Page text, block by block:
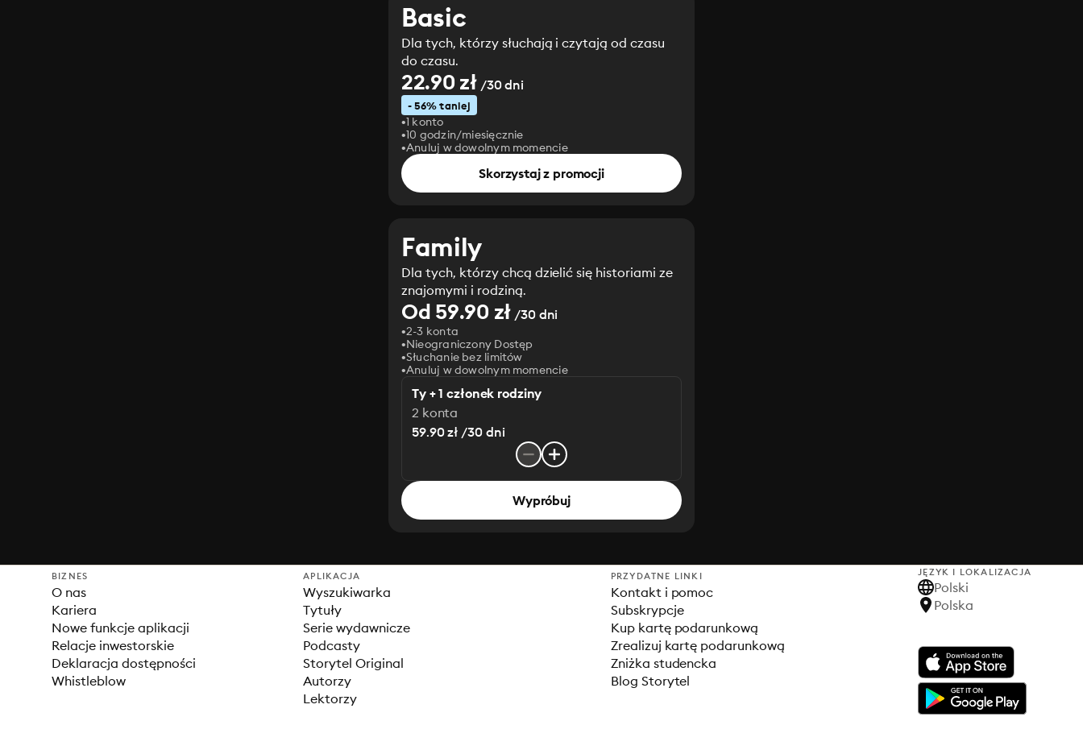
Basic
Dla tych, którzy słuchają i czytają od czasu
do czasu.
22.90 zł/30 dni
- 56% taniej
1 konto
10 godzin/miesięcznie
Anuluj w dowolnym momencie
Skorzystaj z promocji
Family
Dla tych, którzy chcą dzielić się historiami ze
znajomymi i rodziną.
Od 59.90 zł /30 dni
2-3 konta
Nieograniczony Dostęp
Słuchanie bez limitów
Anuluj w dowolnym momencie
Ty + 1 członek rodziny
2 konta
59.90 zł /30 dni
Wypróbuj
BIZNES
O nas
Kariera
Nowe funkcje aplikacji
Relacje inwestorskie
Deklaracja dostępności
Whistleblow
APLIKACJA
Wyszukiwarka
Tytuły
Serie wydawnicze
Podcasty
Storytel Original
Autorzy
Lektorzy
PRZYDATNE LINKI
Kontakt i pomoc
Subskrypcje
Kup kartę podarunkową
Zrealizuj kartę podarunkową
Zniżka studencka
Blog Storytel
JĘZYK I LOKALIZACJA
Polski
Polska